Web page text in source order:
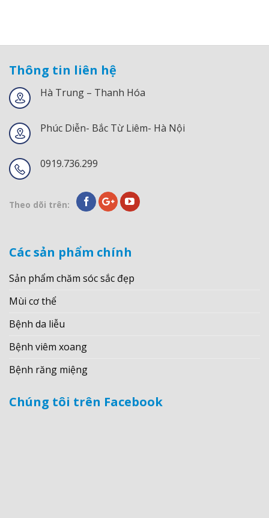
Thông tin liên hệ
Hà Trung – Thanh Hóa
Phúc Diễn- Bắc Từ Liêm- Hà Nội
0919.736.299
Theo dõi trên:
Các sản phẩm chính
Sản phẩm chăm sóc sắc đẹp
Mùi cơ thể
Bệnh da liễu
Bệnh viêm xoang
Bệnh răng miệng
Chúng tôi trên Facebook